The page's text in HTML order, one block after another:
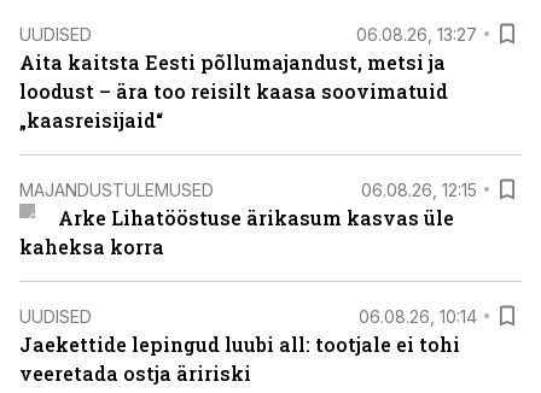
UUDISED 06.08.26, 13:27
Aita kaitsta Eesti põllumajandust, metsi ja
loodust – ära too reisilt kaasa soovimatuid
„kaasreisijaid“
MAJANDUSTULEMUSED 06.08.26, 12:15
Arke Lihatööstuse ärikasum kasvas üle
kaheksa korra
UUDISED 06.08.26, 10:14
Jaekettide lepingud luubi all: tootjale ei tohi
veeretada ostja äririski